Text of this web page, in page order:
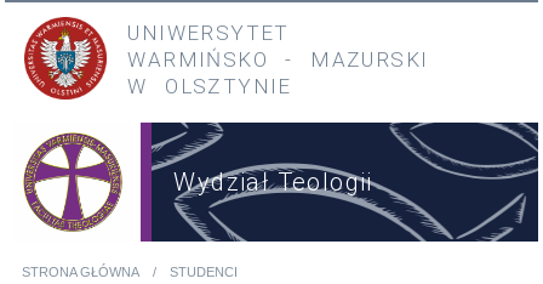
Przejdź do treści
Przejdź do menu głównego
UNIWERSYTET
WARMIŃSKO
- MAZURSKI
W OLSZTYNIE
Wydział Teologii
STRONA GŁÓWNA STUDENCI